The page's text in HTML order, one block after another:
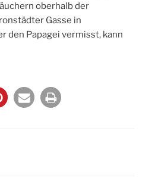
oberhalb der
Gasse in
den Papagei vermisst, kann